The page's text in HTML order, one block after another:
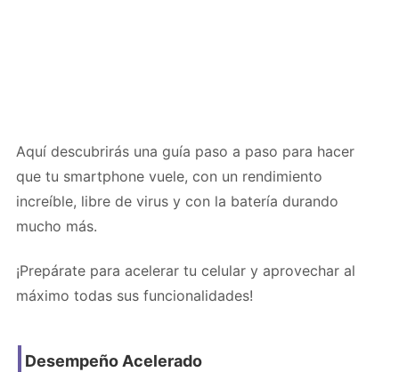
Aquí descubrirás una guía paso a paso para hacer
que tu smartphone vuele, con un rendimiento
increíble, libre de virus y con la batería durando
mucho más.
¡Prepárate para acelerar tu celular y aprovechar al
máximo todas sus funcionalidades!
Desempeño Acelerado